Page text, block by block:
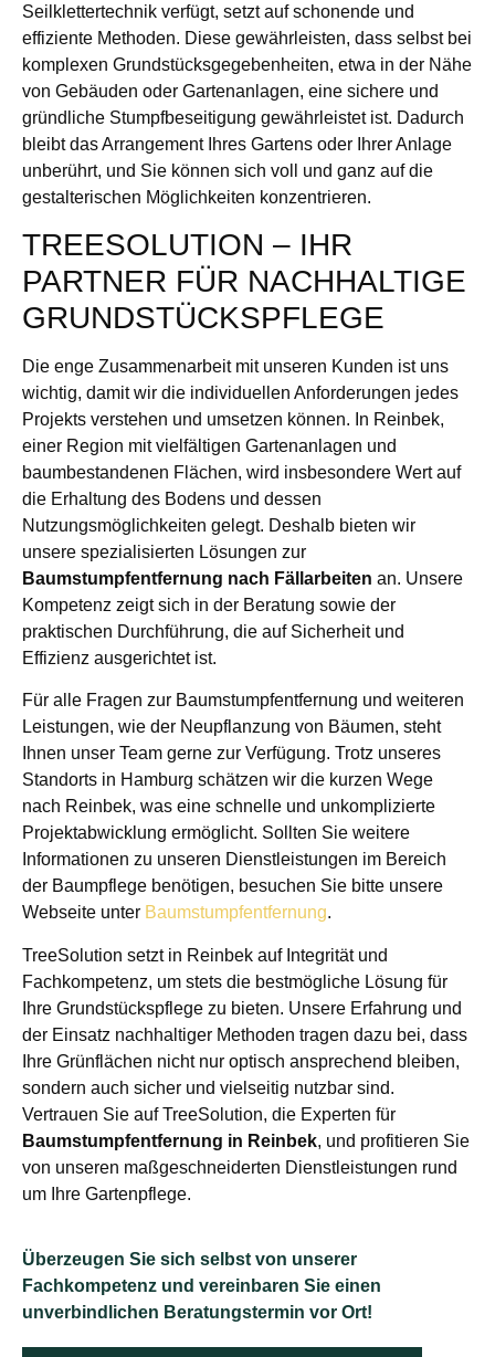
Seilklettertechnik verfügt, setzt auf schonende und
effiziente Methoden. Diese gewährleisten, dass selbst bei
komplexen Grundstücksgegebenheiten, etwa in der Nähe
von Gebäuden oder Gartenanlagen, eine sichere und
gründliche Stumpfbeseitigung gewährleistet ist. Dadurch
bleibt das Arrangement Ihres Gartens oder Ihrer Anlage
unberührt, und Sie können sich voll und ganz auf die
gestalterischen Möglichkeiten konzentrieren.
TREESOLUTION – IHR
PARTNER FÜR NACHHALTIGE
GRUNDSTÜCKSPFLEGE
Die enge Zusammenarbeit mit unseren Kunden ist uns
wichtig, damit wir die individuellen Anforderungen jedes
Projekts verstehen und umsetzen können. In Reinbek,
einer Region mit vielfältigen Gartenanlagen und
baumbestandenen Flächen, wird insbesondere Wert auf
die Erhaltung des Bodens und dessen
Nutzungsmöglichkeiten gelegt. Deshalb bieten wir
unsere spezialisierten Lösungen zur
Baumstumpfentfernung nach Fällarbeiten an. Unsere
Kompetenz zeigt sich in der Beratung sowie der
praktischen Durchführung, die auf Sicherheit und
Effizienz ausgerichtet ist.
Für alle Fragen zur Baumstumpfentfernung und weiteren
Leistungen, wie der Neupflanzung von Bäumen, steht
Ihnen unser Team gerne zur Verfügung. Trotz unseres
Standorts in Hamburg schätzen wir die kurzen Wege
nach Reinbek, was eine schnelle und unkomplizierte
Projektabwicklung ermöglicht. Sollten Sie weitere
Informationen zu unseren Dienstleistungen im Bereich
der Baumpflege benötigen, besuchen Sie bitte unsere
Webseite unter Baumstumpfentfernung.
TreeSolution setzt in Reinbek auf Integrität und
Fachkompetenz, um stets die bestmögliche Lösung für
Ihre Grundstückspflege zu bieten. Unsere Erfahrung und
der Einsatz nachhaltiger Methoden tragen dazu bei, dass
Ihre Grünflächen nicht nur optisch ansprechend bleiben,
sondern auch sicher und vielseitig nutzbar sind.
Vertrauen Sie auf TreeSolution, die Experten für
Baumstumpfentfernung in Reinbek, und profitieren Sie
von unseren maßgeschneiderten Dienstleistungen rund
um Ihre Gartenpflege.
Überzeugen Sie sich selbst von unserer
Fachkompetenz und vereinbaren Sie einen
unverbindlichen Beratungstermin vor Ort!